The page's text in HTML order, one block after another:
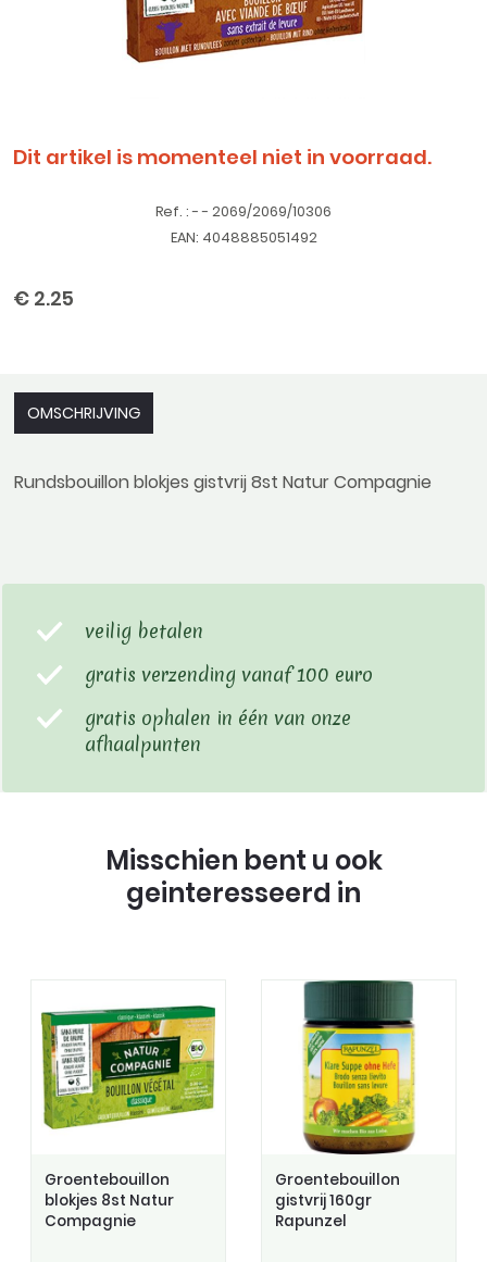
Dit artikel is momenteel niet in voorraad.
Ref. : - - 2069/2069/10306
EAN: 4048885051492
€ 2.25
OMSCHRIJVING
Rundsbouillon blokjes gistvrij 8st Natur Compagnie
veilig betalen
gratis verzending vanaf 100 euro
gratis ophalen in één van onze
afhaalpunten
Misschien bent u ook
geinteresseerd in
Groentebouillon
blokjes 8st Natur
Compagnie
Groentebouillon
gistvrij 160gr
Rapunzel